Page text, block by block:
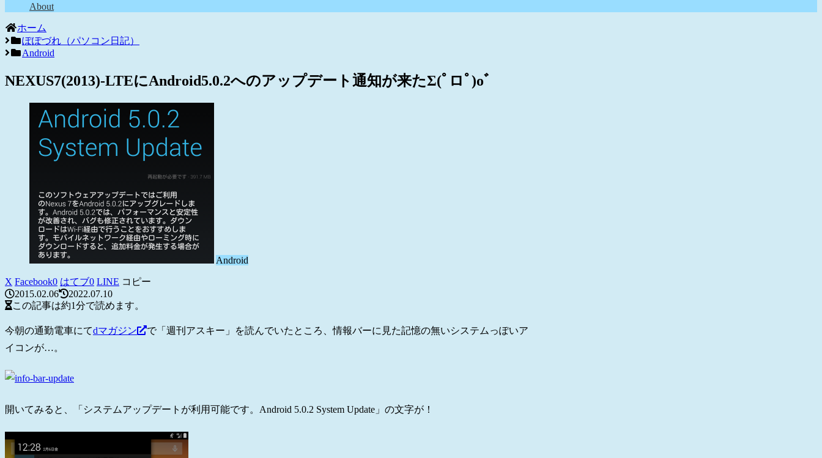
About
ホーム
ぽぽづれ（パソコン日記）
Android
NEXUS7(2013)-LTEにAndroid5.0.2へのアップデート通知が来たΣ(ﾟロﾟ)oﾞ
Android
X Facebook0 はてブ0 LINE コピー
2015.02.06
2022.07.10
この記事は約1分で読めます。
今朝の通勤電車にてdマガジン
で「週刊アスキー」を読んでいたところ、情報バーに見た記憶の無いシステムっぽいア
イコンが…。
開いてみると、「システムアップデートが利用可能です。Android 5.0.2 System Update」の文字が！